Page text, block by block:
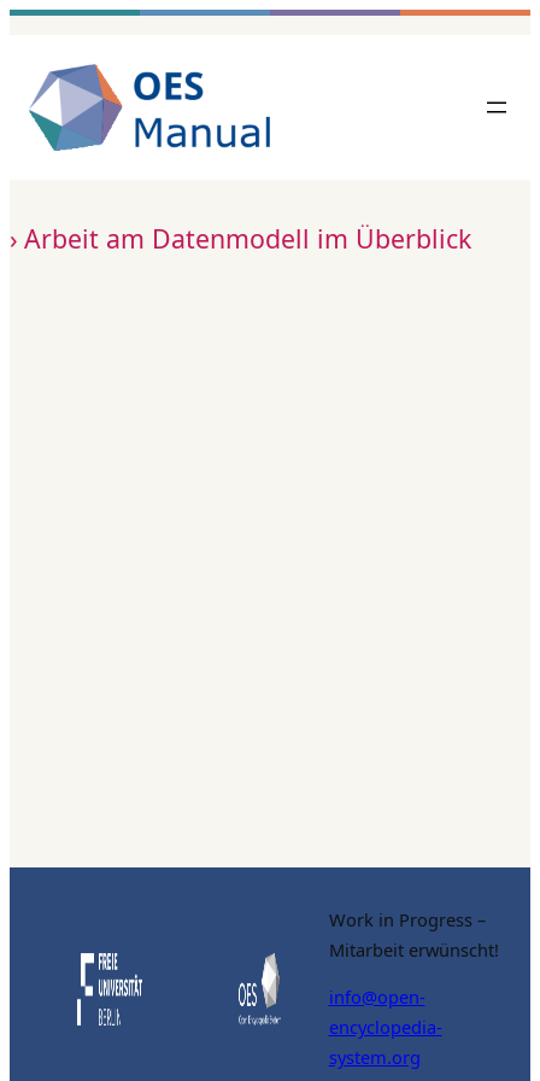
Zum
springen
Arbeit am Datenmodell im Überblick
Work in Progress –
Mitarbeit erwünscht!
info@open-
encyclopedia-
system.org